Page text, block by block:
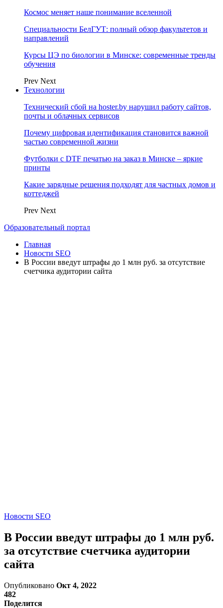
Космос меняет наше понимание вселенной
Специальности БелГУТ: полный обзор факультетов и
направлений
Курсы ЦЭ по биологии в Минске: современные тренды
обучения
Prev Next
Технологии
Технический сбой на hoster.by нарушил работу сайтов,
почты и облачных сервисов
Почему цифровая идентификация становится важной
частью современной жизни
Футболки с DTF печатью на заказ в Минске – яркие
принты
Какие зарядные решения подходят для частных домов и
коттеджей
Prev Next
Образовательный портал
Главная
Новости SEO
В России введут штрафы до 1 млн руб. за отсутствие
счетчика аудитории сайта
Новости SEO
В России введут штрафы до 1 млн руб.
за отсутствие счетчика аудитории
сайта
Опубликовано Окт 4, 2022
482
Поделится